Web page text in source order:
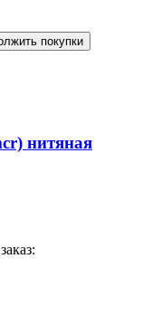
покупки
нитяная